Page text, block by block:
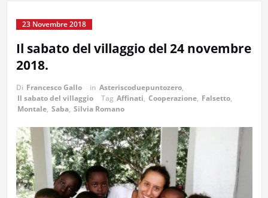
23 Novembre 2018
Il sabato del villaggio del 24 novembre
2018.
Di Francesco Gallo in Asteriscoduepuntozero,
Il sabato del villaggio
Tag Affinati, Cooperazione, Falsetto,
Montale, Saba, Silvia Romano